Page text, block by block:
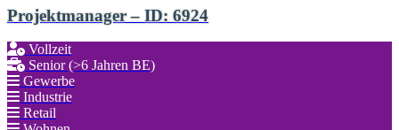
Projektmanager – ID: 6924
Vollzeit
Senior (>6 Jahren BE)
Gewerbe
Industrie
Retail